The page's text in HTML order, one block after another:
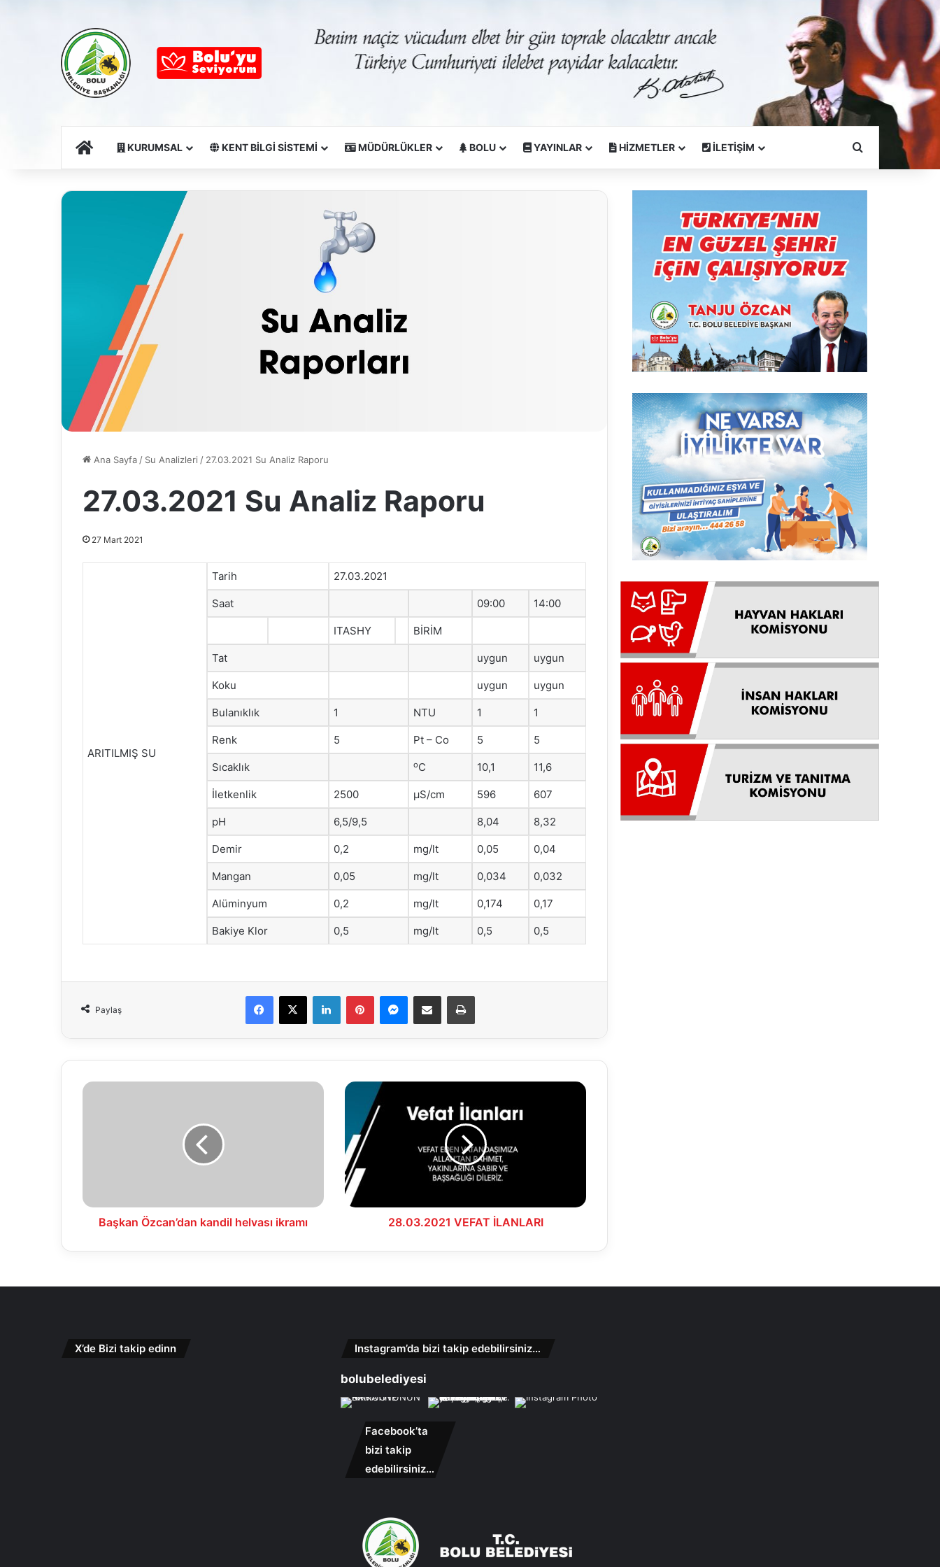
Ana SayfaKURUMSAL KENT BİLGİ SİSTEMİ MÜDÜRLÜKLER BOLU YAYINLAR HİZMETLER İLETİŞİM Arama Yapın
Ana Sayfa/ Su Analizleri / 27.03.2021 Su Analiz Raporu
27.03.2021 Su Analiz Raporu
27 Mart 2021
ARITILMIŞ SU
Tarih 27.03.2021
Saat 09:00 14:00
ITASHY BİRİM
Tat uygun uygun
Koku uygun uygun
Bulanıklık 1 NTU 1 1
Renk 5 Pt – Co 5 5
Sıcaklık oC 10,1 11,6
İletkenlik 2500 μS/cm 596 607
pH 6,5/9,5 8,04 8,32
Demir 0,2 mg/lt 0,05 0,04
Mangan 0,05 mg/lt 0,034 0,032
Alüminyum 0,2 mg/lt 0,174 0,17
Bakiye Klor 0,5 mg/lt 0,5 0,5
Paylaş
Facebook
X LinkedInPinterestMessenger
E-Mail ile paylaş Yazdır
Başkan
Başkan Özcan’dan kandil helvası ikramı
28.03.2021
VEFAT
İLANLARI
28.03.2021 VEFAT İLANLARI
X’de Bizi takip edinn Instagram’da bizi takip edebilirsiniz…
bolubelediyesi
Facebook’ta
bizi takip
edebilirsiniz…